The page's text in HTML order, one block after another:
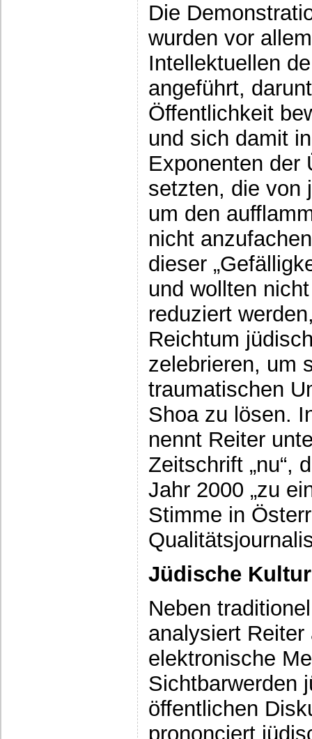
Die
wurden vor
Intellektuellen
angeführt,
Öffentlichkeit
und sich damit
Exponenten der
setzten, die von
um den
nicht
dieser
und wollten
reduziert
Reichtum
zelebrieren, um
traumatischen
Shoa zu lösen.
nennt Reiter
Zeitschrift „nu“,
Jahr 2000 „zu
Stimme in
Jüdische
Neben
analysiert
elektronische
Sichtbarwerden
öffentlichen
prononciert